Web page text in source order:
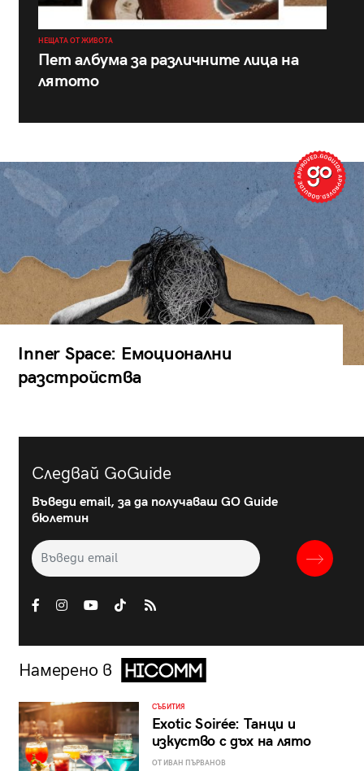
НЕЩАТА ОТ ЖИВОТА
Пет албума за различните лица на
лятото
Inner Space: Емоционални
разстройства
Следвай GoGuide
Въведи email, за да получаваш GO Guide
бюлетин
Намерено в
СЪБИТИЯ
Exotic Soirée: Танци и
изкуство с дъх на лято
ОТ ИВАН ПЪРВАНОВ